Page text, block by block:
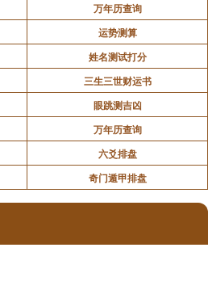
万年历查询
运势测算
姓名测试打分
三生三世财运书
眼跳测吉凶
万年历查询
六爻排盘
奇门遁甲排盘